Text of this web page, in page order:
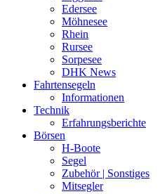
Edersee
Möhnesee
Rhein
Rursee
Sorpesee
DHK News
Fahrtensegeln
Informationen
Technik
Erfahrungsberichte
Börsen
H-Boote
Segel
Zubehör | Sonstiges
Mitsegler